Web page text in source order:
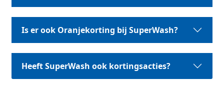
Is er ook Oranjekorting bij SuperWash?
Heeft SuperWash ook kortingsacties?